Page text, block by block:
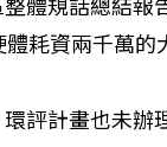
耗資兩千萬的
評計畫也未辦